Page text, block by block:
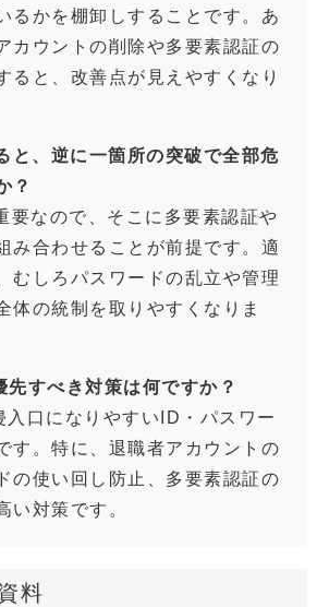
るかを棚卸しすることです。あ
カウントの削除や多要素認証の
ると、改善点が見えやすくなり
と、逆に一箇所の突破で全部危
？
要なので、そこに多要素認証や
み合わせることが前提です。適
むしろパスワードの乱立や管理
体の統制を取りやすくなりま
先すべき対策は何ですか？
入口になりやすいID・パスワー
す。特に、退職者アカウントの
の使い回し防止、多要素認証の
い対策です。
料